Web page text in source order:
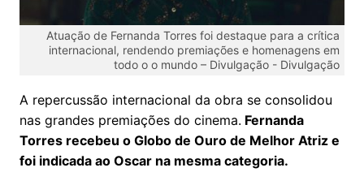
Atuação de Fernanda Torres foi destaque para a crítica
internacional, rendendo premiações e homenagens em
todo o o mundo – Divulgação - Divulgação
A repercussão internacional da obra se consolidou
nas grandes premiações do cinema. Fernanda
Torres recebeu o Globo de Ouro de Melhor Atriz e
foi indicada ao Oscar na mesma categoria.